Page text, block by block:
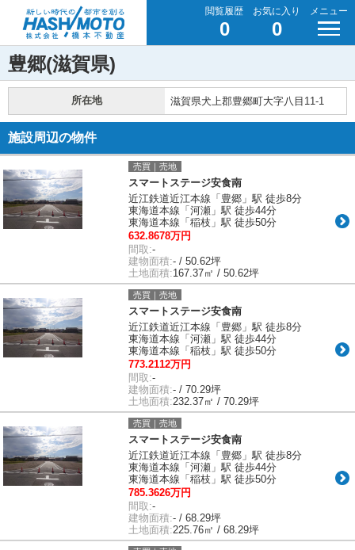
閲覧履歴
0
お気に入り
0
メニュー
豊郷(滋賀県)
所在地 滋賀県犬上郡豊郷町大字八目11-1
施設周辺の物件
売買｜売地
スマートステージ安食南
近江鉄道近江本線「豊郷」駅 徒歩8分
東海道本線「河瀬」駅 徒歩44分
東海道本線「稲枝」駅 徒歩50分
632.8678万円
間取:-
建物面積:- / 50.62坪
土地面積:167.37㎡ / 50.62坪
売買｜売地
スマートステージ安食南
近江鉄道近江本線「豊郷」駅 徒歩8分
東海道本線「河瀬」駅 徒歩44分
東海道本線「稲枝」駅 徒歩50分
773.2112万円
間取:-
建物面積:- / 70.29坪
土地面積:232.37㎡ / 70.29坪
売買｜売地
スマートステージ安食南
近江鉄道近江本線「豊郷」駅 徒歩8分
東海道本線「河瀬」駅 徒歩44分
東海道本線「稲枝」駅 徒歩50分
785.3626万円
間取:-
建物面積:- / 68.29坪
土地面積:225.76㎡ / 68.29坪